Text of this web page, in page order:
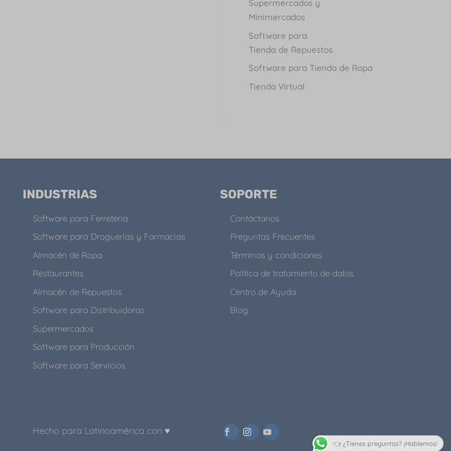
Supermercados y
Minimercados
Software para
Tienda de Repuestos
Software para Tienda de Ropa
Tienda Virtual
INDUSTRIAS
Software para Ferretería
Software para Droguerías y Farmacias
Almacén de Ropa
Restaurantes
Almacén de Repuestos
Software para Distribuidoras
Supermercados
Software para Producción
Software para Servicios
SOPORTE
Contáctanos
Preguntas Frecuentes
Términos y condiciones
Política de tratamiento de datos
Centro de Ayuda
Blog
Hecho para Latinoamérica con ♥
👈 ¿Tienes preguntas? ¡Hablemos!